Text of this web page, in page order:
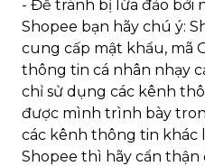
- Để tránh bị lừa đảo bởi
Shopee bạn hãy chú ý:
cung cấp mật khẩu, mã
thông tin cá nhân nhạy
chỉ sử dụng các kênh
được mình trình bày
các kênh thông tin khác
Shopee thì hãy cẩn thận